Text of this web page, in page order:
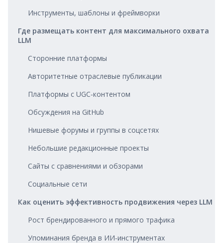
Инструменты, шаблоны и фреймворки
Где размещать контент для максимального охвата
LLM
Сторонние платформы
Авторитетные отраслевые публикации
Платформы с UGC‑контентом
Обсуждения на GitHub
Нишевые форумы и группы в соцсетях
Небольшие редакционные проекты
Сайты с сравнениями и обзорами
Социальные сети
Как оценить эффективность продвижения через LLM
Рост брендированного и прямого трафика
Упоминания бренда в ИИ‑инструментах